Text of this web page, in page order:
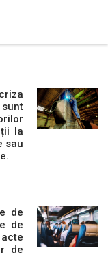
la
sau
de
de
de